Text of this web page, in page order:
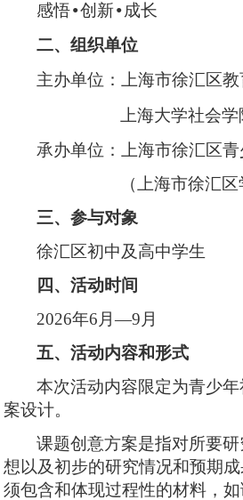
感悟•创新•成长
二、组织单位
主办单位：上海市徐汇区教
上海大学社会学
承办单位：上海市徐汇区
（上海市徐汇
三、参与对象
徐汇区初中及高中学生
四、活动时间
2026年6月—9月
五、活动内容和形式
本次活动内容限定为青少
案设计。
课题创意方案是指对所要
想以及初步的研究情况和预期
须包含和体现过程性的材料，